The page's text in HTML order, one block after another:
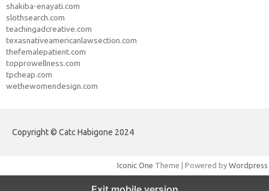
shakiba-enayati.com
slothsearch.com
teachingadcreative.com
texasnativeamericanlawsection.com
thefemalepatient.com
topprowellness.com
tpcheap.com
wethewomendesign.com
Copyright © Catc Habigone 2024
Iconic One Theme | Powered by Wordpress